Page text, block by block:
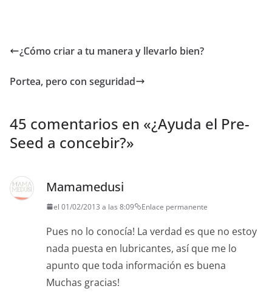
¿Cómo criar a tu manera y llevarlo bien?
Portea, pero con seguridad
45 comentarios en «¿Ayuda el Pre-
Seed a concebir?»
Mamamedusi
el 01/02/2013 a las 8:09 Enlace permanente
Pues no lo conocía! La verdad es que no estoy
nada puesta en lubricantes, así que me lo
apunto que toda información es buena
Muchas gracias!